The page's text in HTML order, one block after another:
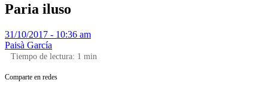
Paria iluso
31/10/2017 - 10:36 am
Paisà García
Tiempo de lectura: 1 min
Comparte en redes